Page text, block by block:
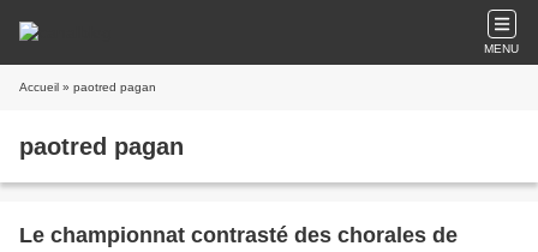
MENU
Accueil » paotred pagan
paotred pagan
Le championnat contrasté des chorales de